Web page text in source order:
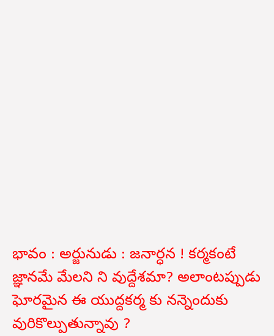
భావం : అర్జునుడు : జనార్ధన ! కర్మకంటే
జ్ఞానమే మేలని ని వుద్దేశమా? అలాంటప్పుడు
ఘోరమైన ఈ యుద్దకర్మ కు నన్నెందుకు
వురికొల్పుతున్నావు ?